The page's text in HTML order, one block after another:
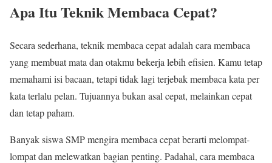
Apa Itu Teknik Membaca Cepat?
Secara sederhana, teknik membaca cepat adalah cara membaca
yang membuat mata dan otakmu bekerja lebih efisien. Kamu tetap
memahami isi bacaan, tetapi tidak lagi terjebak membaca kata per
kata terlalu pelan. Tujuannya bukan asal cepat, melainkan cepat
dan tetap paham.
Banyak siswa SMP mengira membaca cepat berarti melompat-
lompat dan melewatkan bagian penting. Padahal, cara membaca